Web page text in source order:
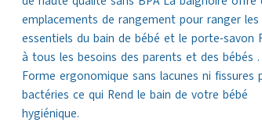
emplacements de rangement pour ranger les
essentiels du bain de bébé et le porte-savon
à tous les besoins des parents et des bébés .
Forme ergonomique sans lacunes ni fissures
bactéries ce qui Rend le bain de votre bébé
hygiénique.